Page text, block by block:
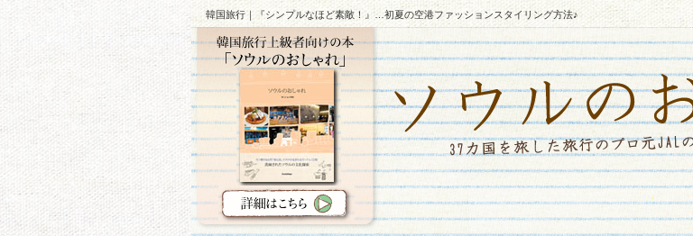
韓国旅行｜『シンプルなほど素敵！』…初夏の空港ファッションスタイリング方法♪